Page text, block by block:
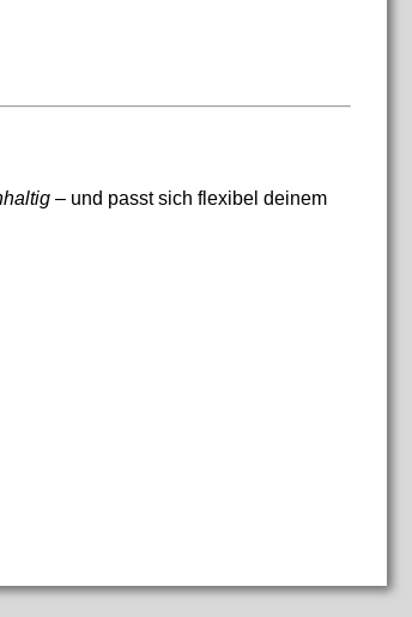
– und passt sich flexibel deinem